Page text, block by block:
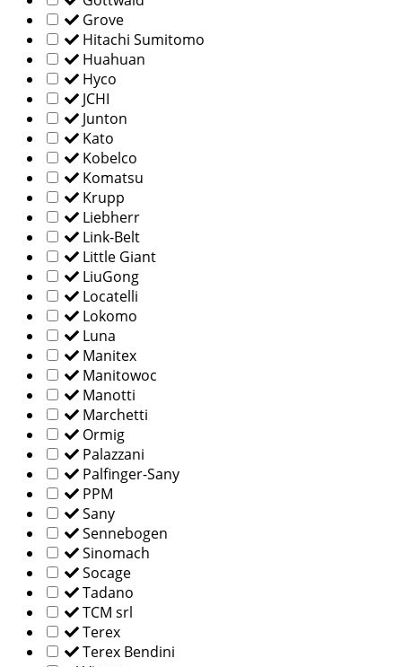
Grove
Hitachi Sumitomo
Huahuan
Hyco
JCHI
Junton
Kato
Kobelco
Komatsu
Krupp
Liebherr
Link-Belt
Little Giant
LiuGong
Locatelli
Lokomo
Luna
Manitex
Manitowoc
Manotti
Marchetti
Ormig
Palazzani
Palfinger-Sany
PPM
Sany
Sennebogen
Sinomach
Socage
Tadano
TCM srl
Terex
Terex Bendini